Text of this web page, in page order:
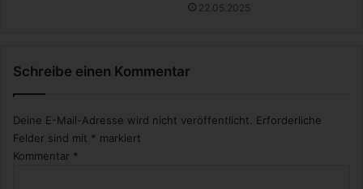
e
22.05.2025
Schreibe einen Kommentar
Deine E-Mail-Adresse wird nicht veröffentlicht. Erforderliche
Felder sind mit * markiert
Kommentar *